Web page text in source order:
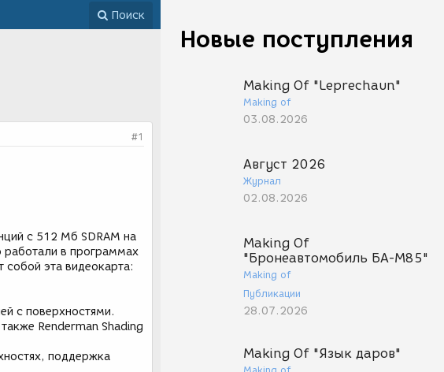
Новые поступления
Making Of "Leprechaun"
Making of
03.08.2026
Август 2026
Журнал
02.08.2026
Making Of
"Бронеавтомобиль БА-М85"
Making of
Публикации
28.07.2026
Making Of "Язык даров"
Поиск
#1
с 512 Мб SDRAM на
работали в программах
собой эта видеокарта:
с поверхностями.
Renderman Shading
поддержка